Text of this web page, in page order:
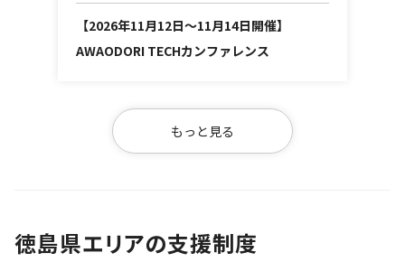
【2026年11月12日～11月14日開催】
AWAODORI TECHカンファレンス
もっと見る
徳島県エリアの支援制度